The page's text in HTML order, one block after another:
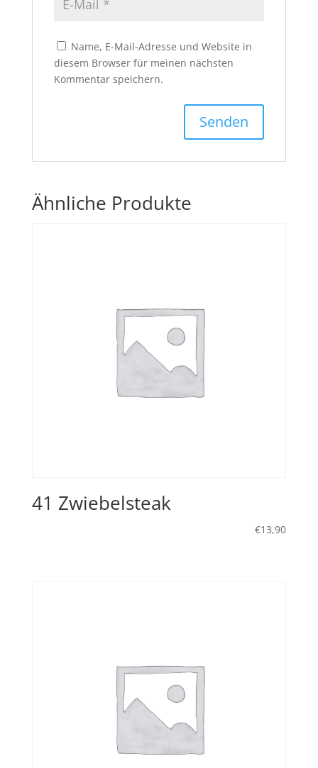
Name, E-Mail-Adresse und Website in
diesem Browser für meinen nächsten
Kommentar speichern.
Ähnliche Produkte
41 Zwiebelsteak
€13,90